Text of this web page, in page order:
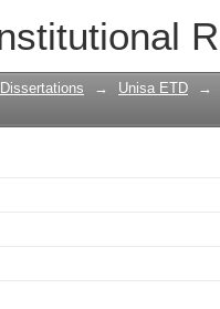
der
:
→ Unisa ETD →